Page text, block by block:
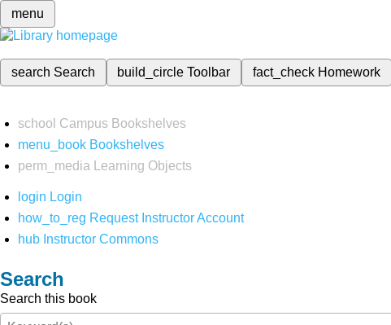
menu
search Search build_circleToolbar fact_check Homework
school Campus Bookshelves
menu_book Bookshelves
perm_media
Learning Objects
login Login
how_to_reg Request Instructor Account
hub Instructor Commons
Search
Search this book